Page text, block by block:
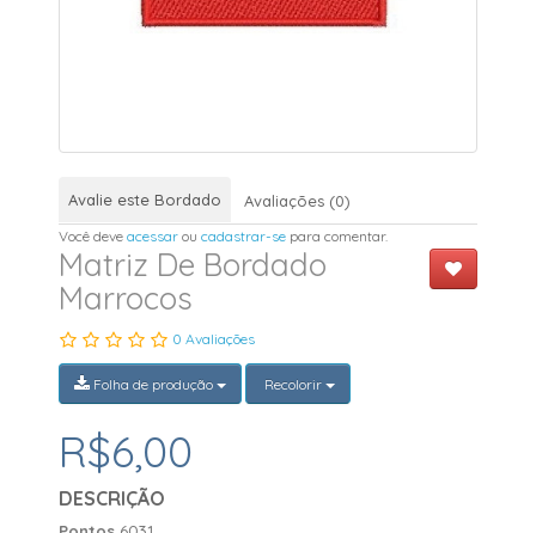
Avalie este Bordado Avaliações (0)
Você deveacessar oucadastrar-se para comentar.
Matriz De Bordado
Marrocos
0 Avaliações
Folha de produção Recolorir
R$6,00
DESCRIÇÃO